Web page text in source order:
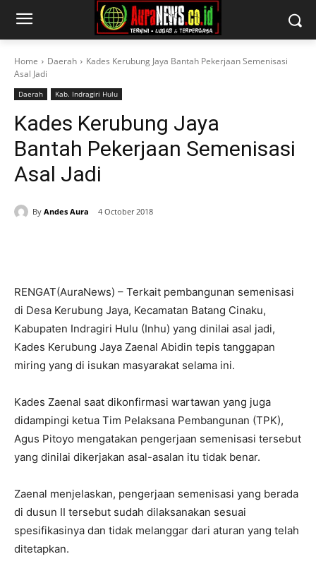
Home Daerah
Kades Kerubung Jaya Bantah Pekerjaan Semenisasi
Asal Jadi
Daerah Kab. Indragiri Hulu
Kades Kerubung Jaya
Bantah Pekerjaan Semenisasi
Asal Jadi
By Andes Aura 4 October 2018
RENGAT(AuraNews) – Terkait pembangunan semenisasi
di Desa Kerubung Jaya, Kecamatan Batang Cinaku,
Kabupaten Indragiri Hulu (Inhu) yang dinilai asal jadi,
Kades Kerubung Jaya Zaenal Abidin tepis tanggapan
miring yang di isukan masyarakat selama ini.
Kades Zaenal saat dikonfirmasi wartawan yang juga
didampingi ketua Tim Pelaksana Pembangunan (TPK),
Agus Pitoyo mengatakan pengerjaan semenisasi tersebut
yang dinilai dikerjakan asal-asalan itu tidak benar.
Zaenal menjelaskan, pengerjaan semenisasi yang berada
di dusun II tersebut sudah dilaksanakan sesuai
spesifikasinya dan tidak melanggar dari aturan yang telah
ditetapkan.